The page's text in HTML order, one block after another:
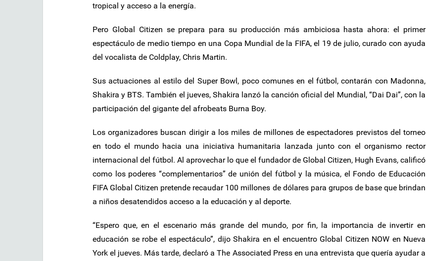
tropical y acceso a la energía.
Pero Global Citizen se prepara para su producción más ambiciosa hasta ahora: el primer
espectáculo de medio tiempo en una Copa Mundial de la FIFA, el 19 de julio, curado con ayuda
del vocalista de Coldplay, Chris Martin.
Sus actuaciones al estilo del Super Bowl, poco comunes en el fútbol, contarán con Madonna,
Shakira y BTS. También el jueves, Shakira lanzó la canción oficial del Mundial, “Dai Dai”, con la
participación del gigante del afrobeats Burna Boy.
Los organizadores buscan dirigir a los miles de millones de espectadores previstos del torneo
en todo el mundo hacia una iniciativa humanitaria lanzada junto con el organismo rector
internacional del fútbol. Al aprovechar lo que el fundador de Global Citizen, Hugh Evans, calificó
como los poderes “complementarios” de unión del fútbol y la música, el Fondo de Educación
FIFA Global Citizen pretende recaudar 100 millones de dólares para grupos de base que brindan
a niños desatendidos acceso a la educación y al deporte.
“Espero que, en el escenario más grande del mundo, por fin, la importancia de invertir en
educación se robe el espectáculo”, dijo Shakira en el encuentro Global Citizen NOW en Nueva
York el jueves. Más tarde, declaró a The Associated Press en una entrevista que quería ayudar a